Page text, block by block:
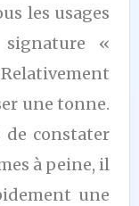
les usages
«
une tonne.
de constater
à peine, il
une